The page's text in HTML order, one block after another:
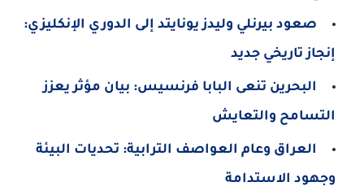
صعود بيرنلي وليدز يونايتد إلى الدوري الإنكليزي:
إنجاز تاريخي جديد
البحرين تنعى البابا فرنسيس: بيان مؤثر يعزز
التسامح والتعايش
العراق وعام العواصف الترابية: تحديات البيئة
وجهود الاستدامة